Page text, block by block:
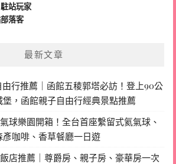
站玩家
落客
最新文章
行推薦｜函館五稜郭塔必訪！登上90公
，函館親子自由行經典景點推薦
球樂園開箱！全台首座繫留式氦氣球、
咖啡、香草餐廳一日遊
店推薦｜尊爵房、親子房、豪華房一次